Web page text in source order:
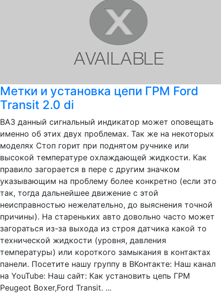
Метки и установка цепи ГРМ Ford
Transit 2.0 di
ВАЗ данный сигнальный индикатор может оповещать
именно об этих двух проблемах. Так же на некоторых
моделях Стоп горит при поднятом ручнике или
высокой температуре охлаждающей жидкости. Как
правило загорается в пере с другим значком
указывающим на проблему более конкретно (если это
так, тогда дальнейшее движение с этой
неисправностью нежелательно, до выяснения точной
причины). На стареньких авто довольно часто может
загораться из-за выхода из строя датчика какой то
технической жидкости (уровня, давления
температуры) или короткого замыкания в контактах
панели. Посетите нашу группу в ВКонтакте: Наш канал
на YouTube: Наш сайт: Как установить цепь ГРМ
Peugeot Boxer,Ford Transit. ...